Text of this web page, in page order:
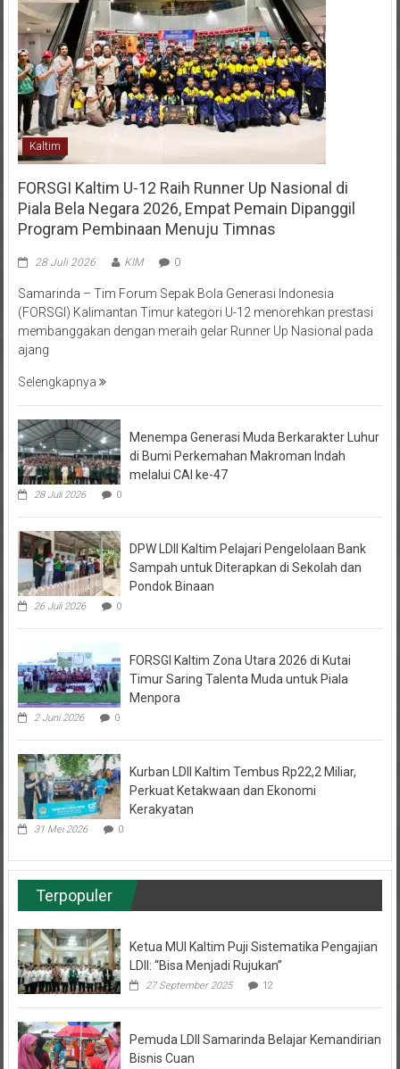
Kaltim
FORSGI Kaltim U-12 Raih Runner Up Nasional di
Piala Bela Negara 2026, Empat Pemain Dipanggil
Program Pembinaan Menuju Timnas
(FORSGI) Kalimantan Timur kategori U-12 menorehkan prestasi
membanggakan dengan meraih gelar Runner Up Nasional pada
ajang
di Bumi Perkemahan Makroman Indah
melalui CAI ke-47
28 Juli 2026 0
Sampah untuk Diterapkan di Sekolah dan
Pondok Binaan
26 Juli 2026 0
Timur Saring Talenta Muda untuk Piala
Menpora
2 Juni 2026 0
Perkuat Ketakwaan dan Ekonomi
Kerakyatan
31 Mei 2026 0
Terpopuler
LDII: “Bisa Menjadi Rujukan”
27 September 2025 12
Bisnis Cuan
7 November 2022